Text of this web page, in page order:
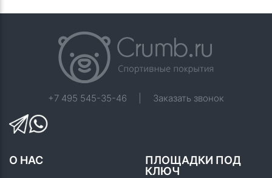
+7 495 545-35-46 Заказать звонок
О НАС
ПЛОЩАДКИ ПОД
КЛЮЧ